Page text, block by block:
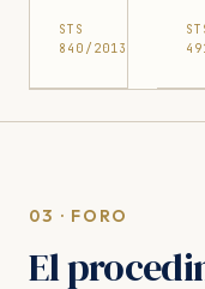
STS
840/2013
03 · FORO
El